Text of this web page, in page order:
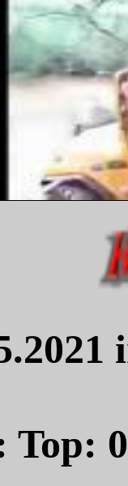
Top: 0